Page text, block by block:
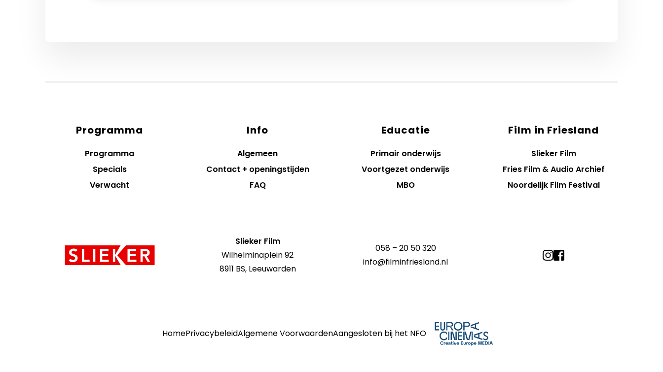
DienstenProgramma
Programma
Specials
Verwacht
Info
Algemeen
Contact + openingstijden
FAQ
Educatie
Primair onderwijs
Voortgezet onderwijs
MBO
Film in Friesland
Slieker Film
Fries Film & Audio Archief
Noordelijk Film Festival
informatie
Slieker Film
Wilhelminaplein 92
8911 BS, Leeuwarden
058 – 20 50 320
info@filminfriesland.nl
HomePrivacybeleidAlgemene VoorwaardenAangesloten bij het NFO